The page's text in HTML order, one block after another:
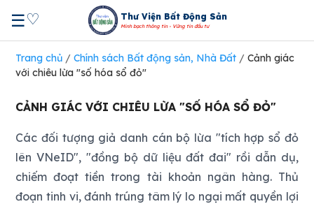
☰♡ Thư Viện Bất Động Sản
Minh bạch thông tin - Vững tin đầu tư
Trang chủ /Chính sách Bất động sản, Nhà Đất /Cảnh giác
với chiêu lừa "số hóa sổ đỏ"
CẢNH GIÁC VỚI CHIÊU LỪA "SỐ HÓA SỔ ĐỎ"
Các đối tượng giả danh cán bộ lừa "tích hợp sổ đỏ
lên VNeID", "đồng bộ dữ liệu đất đai" rồi dẫn dụ,
chiếm đoạt tiền trong tài khoản ngân hàng. Thủ
đoạn tinh vi, đánh trúng tâm lý lo ngại mất quyền lợi